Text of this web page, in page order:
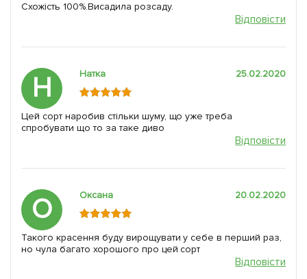
Схожість 100%.Висадила розсаду.
Відповісти
Н Натка 25.02.2020
Цей сорт наробив стільки шуму, що уже треба
спробувати що то за таке диво
Відповісти
О Оксана 20.02.2020
Такого красення буду вирощувати у себе в перший раз,
но чула багато хорошого про цей сорт
Відповісти